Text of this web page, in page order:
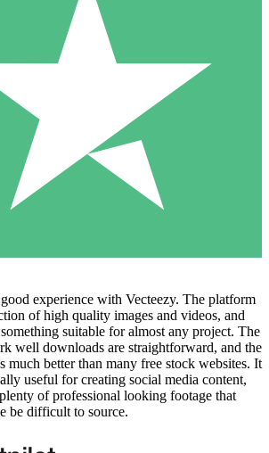
experience with Vecteezy. The platform
of high quality images and videos, and
suitable for almost any project. The
well downloads are straightforward, and the
much better than many free stock websites. It
useful for creating social media content,
of professional looking footage that
be difficult to source.